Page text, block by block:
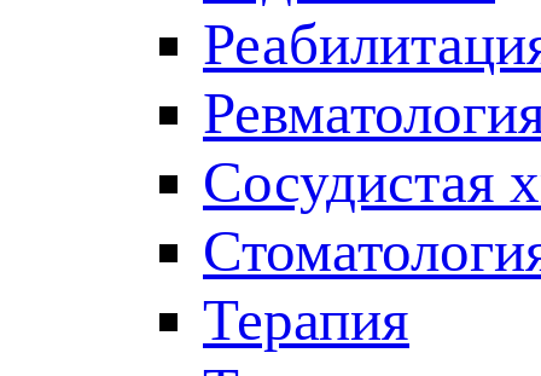
Сосудистая
Терапия